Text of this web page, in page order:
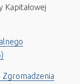
Kapitałowej
Zgromadzenia